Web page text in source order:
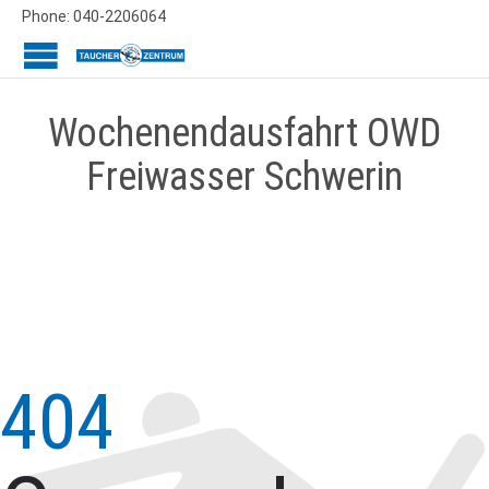
Phone: 040-2206064
Wochenendausfahrt OWD
Freiwasser Schwerin
404